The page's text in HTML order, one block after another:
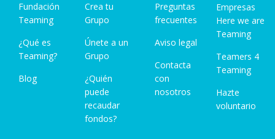
Fundación
Teaming
¿Qué es
Teaming?
Blog
Crea tu
Grupo
Únete a un
Grupo
¿Quién
puede
recaudar
fondos?
Preguntas
frecuentes
Aviso legal
Contacta
con
nosotros
Empresas
Here we are
Teaming
Teamers 4
Teaming
Hazte
voluntario